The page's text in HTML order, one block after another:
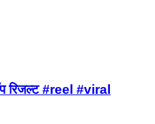
रिजल्ट #reel #viral